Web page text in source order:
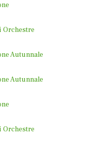
Orchestre
Autunnale
Autunnale
Orchestre